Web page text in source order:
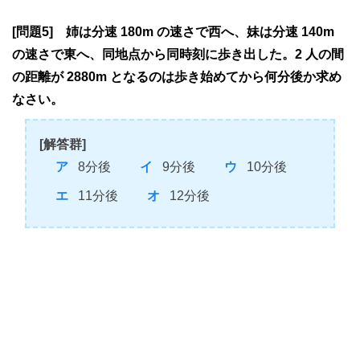
[問題5] 姉は分速 180m の速さで西へ、妹は分速 140m
の速さで東へ、同地点から同時刻に歩き出した。2 人の間
の距離が 2880m となるのは歩き始めてから何分後か求め
なさい。
[解答群]
8分後
9分後 10分後
11分後 12分後